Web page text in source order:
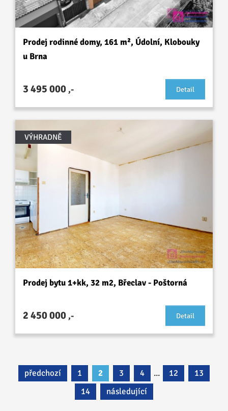
Prodej rodinné domy, 161 m², Údolní, Klobouky
u Brna
3 495 000 ,- Detail
VÝHRADNĚ
Prodej bytu 1+kk, 32 m2, Břeclav - Poštorná
2 450 000 ,- Detail
předchozí 1 2 3 4 ... 12
13
14
následující